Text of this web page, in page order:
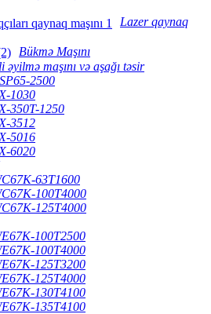
Lazer qaynaq
Bükmə Maşını
əyilmə maşını və aşağı təsir
2500
1030
350T-1250
3512
5016
6020
63T1600
100T4000
125T4000
100T2500
100T4000
125T3200
125T4000
130T4100
135T4100